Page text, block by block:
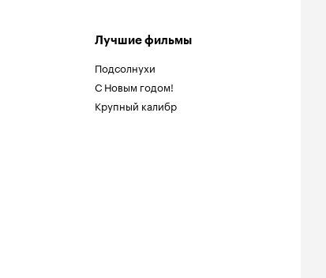
Лучшие фильмы
Подсолнухи
С Новым годом!
Крупный калибр